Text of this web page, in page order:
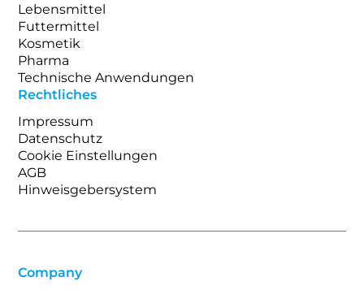
Lebensmittel
Futtermittel
Kosmetik
Pharma
Technische Anwendungen
Rechtliches
Impressum
Datenschutz
Cookie Einstellungen
AGB
Hinweisgebersystem
Company